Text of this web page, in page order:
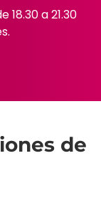
18.30 a 21.30
de